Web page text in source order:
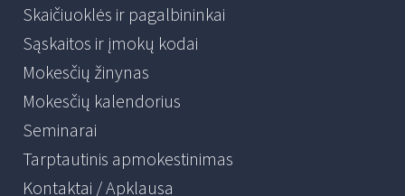
Skaičiuoklės ir pagalbininkai
Sąskaitos ir įmokų kodai
Mokesčių žinynas
Mokesčių kalendorius
Seminarai
Tarptautinis apmokestinimas
Kontaktai / Apklausa